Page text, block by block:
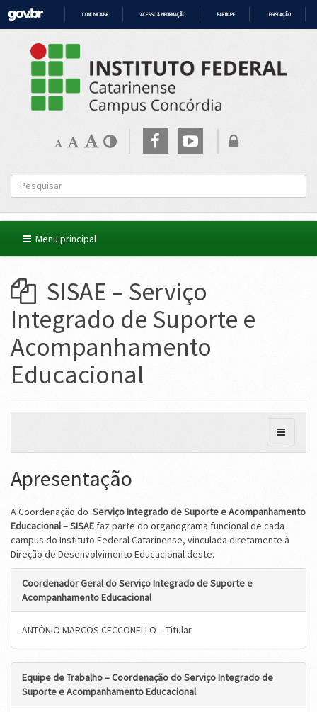
CONTEÚDO
COMUNICA BR ACESSO À INFORMAÇÃO PARTICIPE LEGISLAÇÃO
Menu principal
SISAE – Serviço
Integrado de Suporte e
Acompanhamento
Educacional
Apresentação
A Coordenação do ServiçoIntegrado de Suporte e Acompanhamento
Educacional – SISAE faz parte do organograma funcional de cada
campus do Instituto Federal Catarinense, vinculada diretamente à
Direção de Desenvolvimento Educacional deste.
Coordenador Geral do ServiçoIntegrado de Suporte e
Acompanhamento Educacional
ANTÔNIO MARCOS CECCONELLO – Titular
Equipe de Trabalho – Coordenação do ServiçoIntegrado de
Suporte e Acompanhamento Educacional